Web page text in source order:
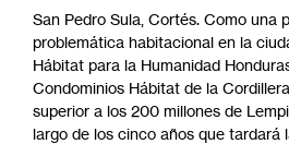
San Pedro Sula, Cortés. Como una
problemática habitacional en la
Hábitat para la Humanidad
Condominios Hábitat de la
superior a los 200 millones de
largo de los cinco años que tardará